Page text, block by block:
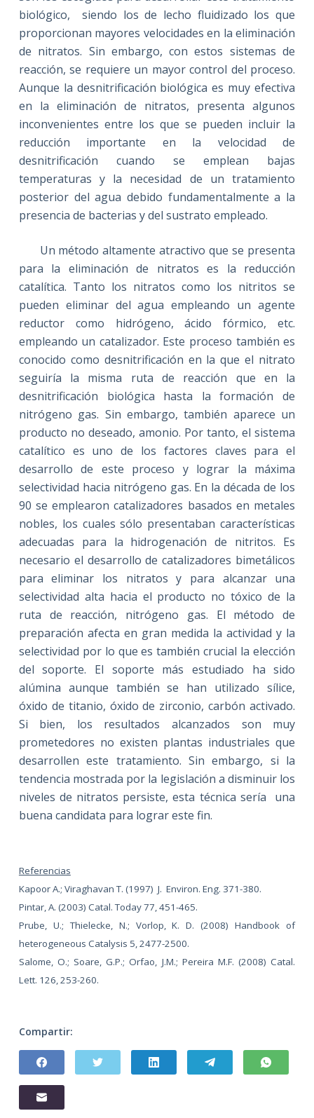
biológico,
siendo los de lecho fluidizado los que
proporcionan mayores velocidades en la eliminación
de nitratos. Sin embargo, con estos sistemas de
reacción, se requiere un mayor control del proceso.
Aunque la desnitrificación biológica es muy efectiva
en la eliminación de nitratos, presenta algunos
inconvenientes entre los que se pueden incluir la
reducción importante en la velocidad de
desnitrificación cuando se emplean bajas
temperaturas y la necesidad de un tratamiento
posterior del agua debido fundamentalmente a la
presencia de bacterias y del sustrato empleado.
Un método altamente atractivo que se presenta
para la eliminación de nitratos es la reducción
catalítica. Tanto los nitratos como los nitritos se
pueden eliminar del agua empleando un agente
reductor como hidrógeno, ácido fórmico, etc.
empleando un catalizador. Este proceso también es
conocido como desnitrificación en la que el nitrato
seguiría la misma ruta de reacción que en la
desnitrificación biológica hasta la formación de
nitrógeno gas. Sin embargo, también aparece un
producto no deseado, amonio. Por tanto, el sistema
catalítico es uno de los factores claves para el
desarrollo de este proceso y lograr la máxima
selectividad hacia nitrógeno gas. En la década de los
90 se emplearon catalizadores basados en metales
nobles, los cuales sólo presentaban características
adecuadas para la hidrogenación de nitritos. Es
necesario el desarrollo de catalizadores bimetálicos
para eliminar los nitratos y para alcanzar una
selectividad alta hacia el producto no tóxico de la
ruta de reacción, nitrógeno gas. El método de
preparación afecta en gran medida la actividad y la
selectividad por lo que es también crucial la elección
del soporte. El soporte más estudiado ha sido
alúmina aunque también se han utilizado sílice,
óxido de titanio, óxido de zirconio, carbón activado.
Si bien, los resultados alcanzados son muy
prometedores no existen plantas industriales que
desarrollen este tratamiento. Sin embargo, si la
tendencia mostrada por la legislación a disminuir los
niveles de nitratos persiste, esta técnica sería
una
buena candidata para lograr este fin.
Referencias
Kapoor A.; Viraghavan T. (1997) J. Environ. Eng. 371-380.
Pintar, A. (2003) Catal.Today 77, 451-465.
Prube, U.; Thielecke, N.; Vorlop, K. D. (2008) Handbook of
heterogeneous Catalysis 5, 2477-2500.
Salome, O.; Soare, G.P.; Orfao, J.M.; Pereira M.F. (2008) Catal.
Lett. 126, 253-260.
Compartir: